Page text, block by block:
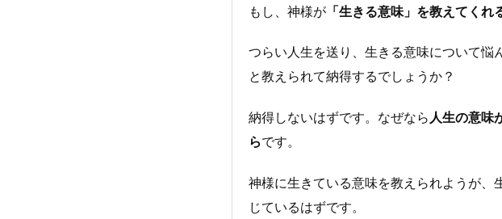
もし、神様が 「生きる意味」を教えてくれ
つらい人生を送り、生きる意味について悩
と教えられて納得するでしょうか？
納得しないはずです。なぜなら 人生の意味
らです。
神様に生きている意味を教えられようが、
じているはずです。